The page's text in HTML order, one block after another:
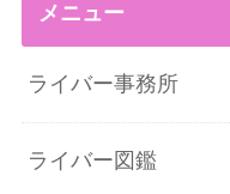
メニュー
ライバー事務所
ライバー図鑑